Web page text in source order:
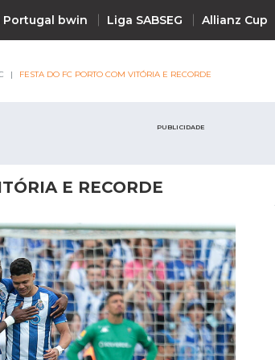
Portugal bwin Liga SABSEG Allianz Cup
Notícias
FESTA DO FC PORTO COM VITÓRIA E RECORDE
PUBLICIDADE
E RECORDE